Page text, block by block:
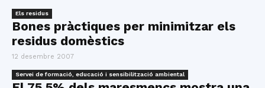
Els residus
Bones pràctiques per minimitzar els
residus domèstics
12 desembre 2007
Servei de formació, educació i sensibilització ambiental